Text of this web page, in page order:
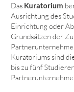
Das Kuratorium
Ausrichtung des
Einrichtung oder
Grundsätzen der
Kuratoriums sind
bis zu fünf